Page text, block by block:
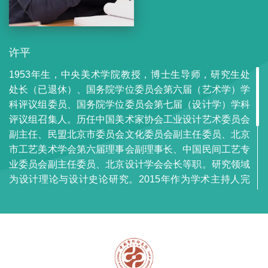
许平
1953年生，中央美术学院教授，博士生导师，研究生处
处长（已退休）、国务院学位委员会第六届（艺术学）学
科评议组委员、国务院学位委员会第七届（设计学）学科
评议组召集人。历任中国美术家协会工业设计艺术委员会
副主任、民盟北京市委员会文化委员会副主任委员、北京
市工艺美术学会第六届理事会副理事长、中国民间工艺专
业委员会副主任委员、北京设计学会会长等职。研究领域
为设计理论与设计史论研究。2015年作为学术主持人完
下的国家设计政策研究》（2020—2023）。近年来出版
著作有《青山见我》（2009）、《视野与边界》